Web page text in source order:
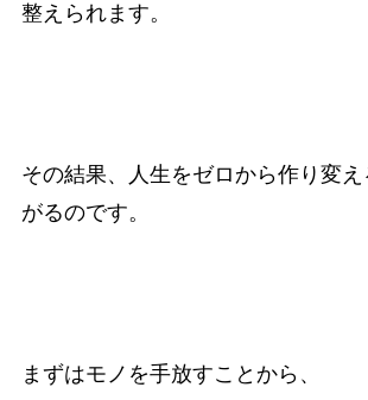
整えられます。
その結果、人生をゼロから作り変
がるのです。
まずはモノを手放すことから、